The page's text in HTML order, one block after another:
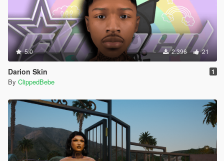
5.0 2.396 21
Darion Skin 1
By ClippedBebe